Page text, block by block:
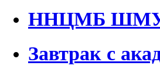
ННЦМБ
Завтрак с